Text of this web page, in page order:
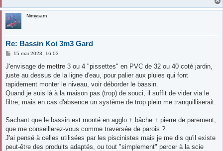
Nimysam
Re: Bassin Koi 3m3 Gard
M
s
a
g
e
15 mai 2023, 16:03
J'envisage de mettre 3 ou 4 "pissettes" en PVC de 32 ou 40 coté jardin,
juste au dessus de la ligne d'eau, pour palier aux pluies qui font
rapidement monter le niveau, voir déborder le bassin.
Quand je suis là à la maison pas (trop) de souci, il suffit de vider via le
filtre, mais en cas d'absence un système de trop plein me tranquilliserait.
Sachant que le bassin est monté en agglo + bâche + pierre de parement,
que me conseillerez-vous comme traversée de parois ?
J'ai pensé à celles utilisées par les piscinistes mais je me dis qu'il existe
peut-être des produits adaptés, ou tout "simplement" percer à la scie